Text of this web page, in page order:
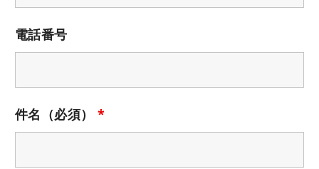
電話番号
件名（必須） *